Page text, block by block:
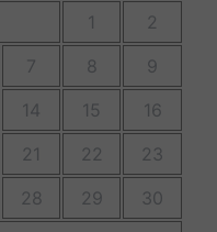
1
2
7 8
9
14 15
16
21 22
23
28 29
30